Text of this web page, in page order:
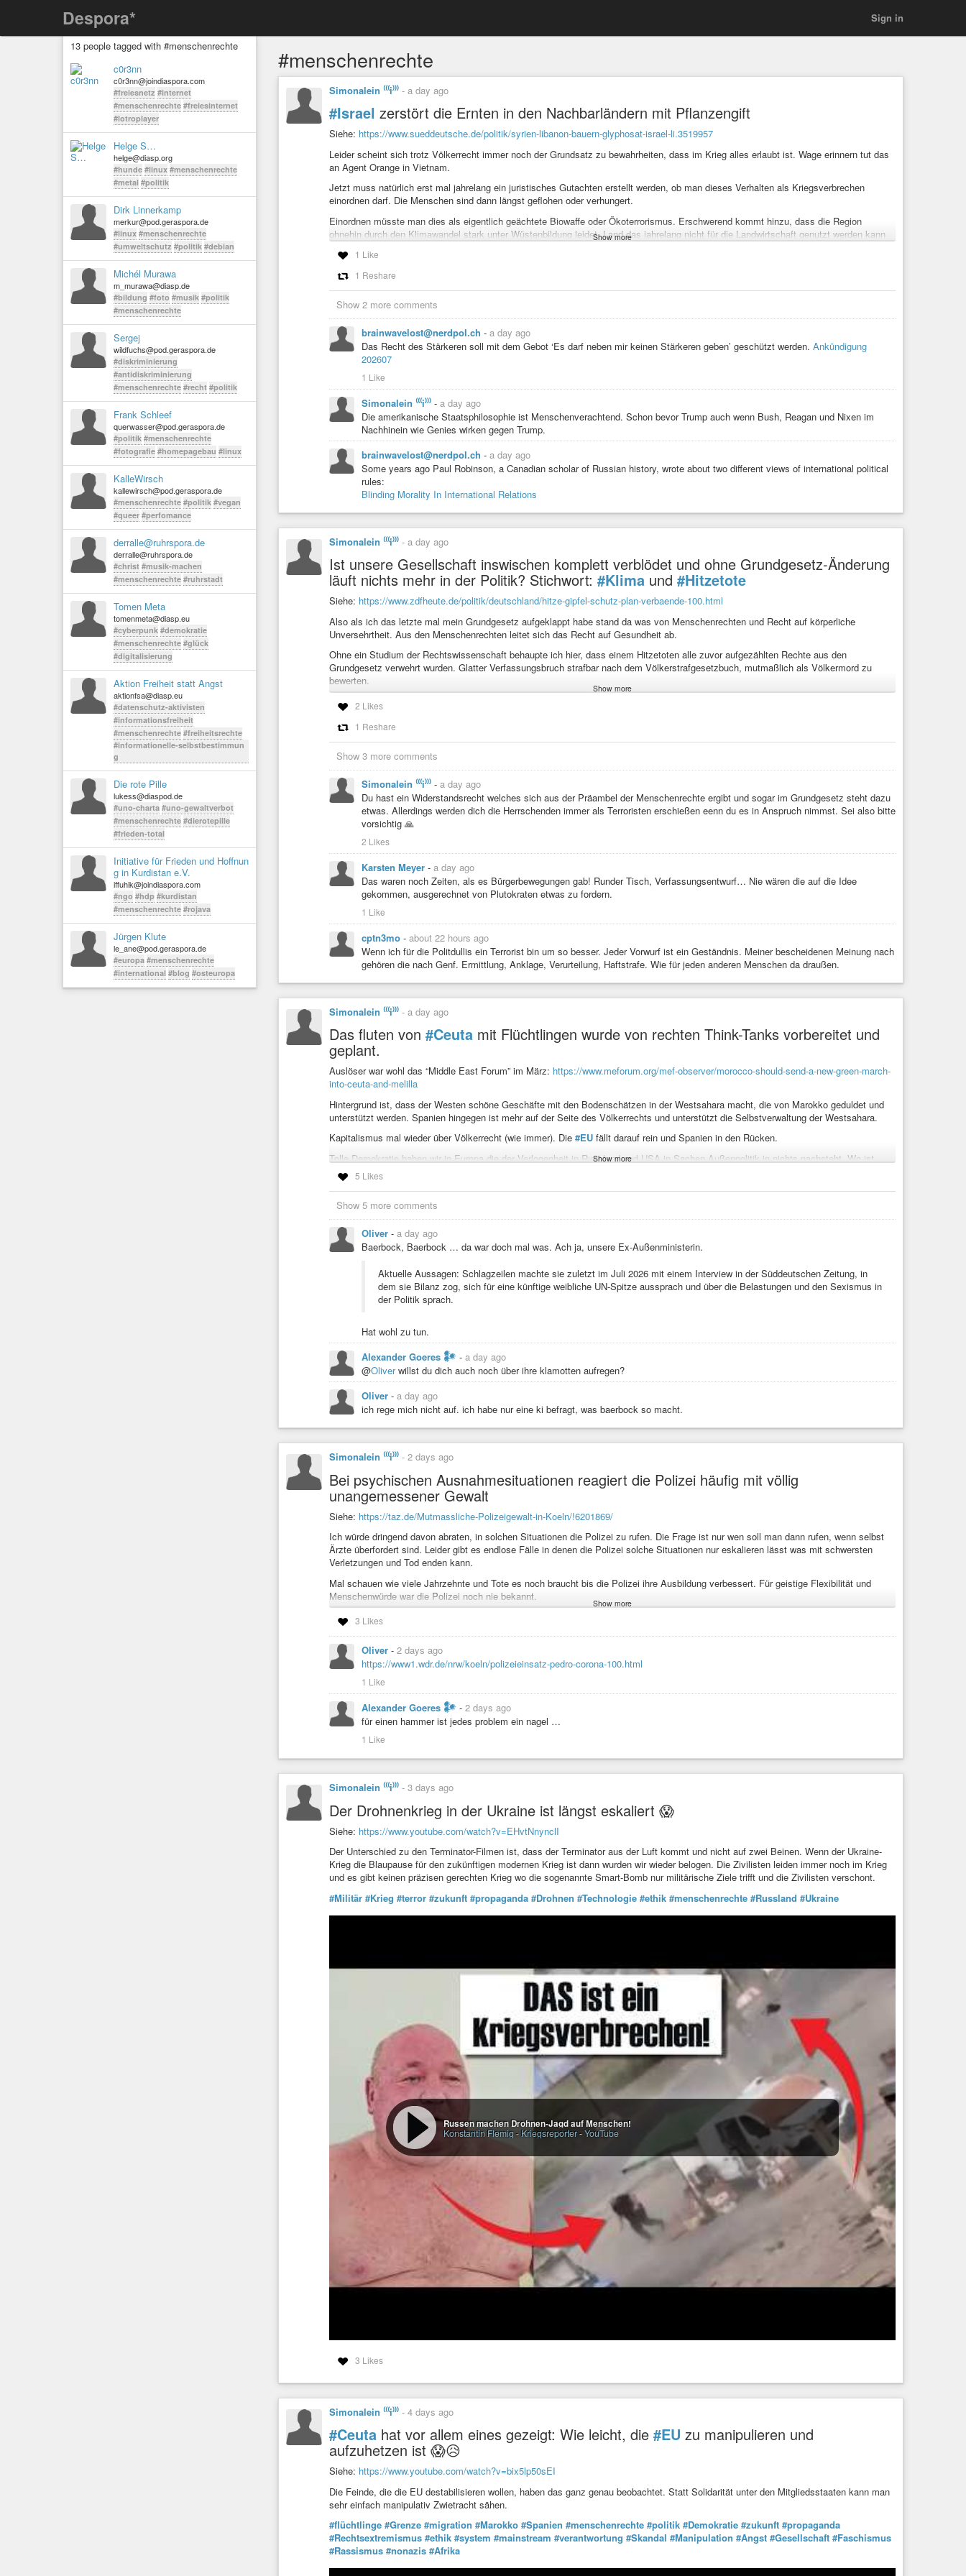
Despora* Sign in
13 people tagged with #menschenrechte
c0r3nn
c0r3nn@joindiaspora.com
#freiesnetz #internet
#menschenrechte #freiesinternet
#lotroplayer
Helge S…
helge@diasp.org
#hunde #linux #menschenrechte
#metal #politik
Dirk Linnerkamp
merkur@pod.geraspora.de
#linux #menschenrechte
#umweltschutz #politik #debian
Michél Murawa
m_murawa@diasp.de
#bildung #foto #musik #politik
#menschenrechte
Sergej
wildfuchs@pod.geraspora.de
#diskriminierung
#antidiskriminierung
#menschenrechte #recht #politik
Frank Schleef
querwasser@pod.geraspora.de
#politik #menschenrechte
#fotografie #homepagebau #linux
KalleWirsch
kallewirsch@pod.geraspora.de
#menschenrechte #politik #vegan
#queer #perfomance
derralle@ruhrspora.de
derralle@ruhrspora.de
#christ #musik-machen
#menschenrechte #ruhrstadt
Tomen Meta
tomenmeta@diasp.eu
#cyberpunk #demokratie
#menschenrechte #glück
#digitalisierung
Aktion Freiheit statt Angst
aktionfsa@diasp.eu
#datenschutz-aktivisten
#informationsfreiheit
#menschenrechte #freiheitsrechte
#informationelle-selbstbestimmun
g
Die rote Pille
lukess@diaspod.de
#uno-charta #uno-gewaltverbot
#menschenrechte #dierotepille
#frieden-total
Initiative für Frieden und Hoffnun
g in Kurdistan e.V.
iffuhik@joindiaspora.com
#ngo #hdp #kurdistan
#menschenrechte #rojava
Jürgen Klute
le_ane@pod.geraspora.de
#europa #menschenrechte
#international #blog #osteuropa
#menschenrechte
Simonalein ⁽⁽⁽i⁾⁾⁾ - a day ago
#Israel zerstört die Ernten in den Nachbarländern mit Pflanzengift
Siehe: https://www.sueddeutsche.de/politik/syrien-libanon-bauern-glyphosat-israel-li.3519957
Leider scheint sich trotz Völkerrecht immer noch der Grundsatz zu bewahrheiten, dass im Krieg alles erlaubt ist. Wage erinnern tut das
an Agent Orange in Vietnam.
Jetzt muss natürlich erst mal jahrelang ein juristisches Gutachten erstellt werden, ob man dieses Verhalten als Kriegsverbrechen
einordnen darf. Die Menschen sind dann längst geflohen oder verhungert.
Einordnen müsste man dies als eigentlich geächtete Biowaffe oder Ökoterrorismus. Erschwerend kommt hinzu, dass die Region
ohnehin durch den Klimawandel stark unter Wüstenbildung leidet. Land das jahrelang nicht für die Landwirtschaft genutzt werden kann
#system #Militär
Israel versprüht Glyphosat in Syrien - Bauern stehen vor dem Nichts
leiden stark.
Show more
1 Like
1 Reshare
Show 2 more comments
brainwavelost@nerdpol.ch - a day ago
Das Recht des Stärkeren soll mit dem Gebot ‘Es darf neben mir keinen Stärkeren geben’ geschützt werden. Ankündigung
202607
1 Like
Simonalein ⁽⁽⁽i⁾⁾⁾ - a day ago
Die amerikanische Staatsphilosophie ist Menschenverachtend. Schon bevor Trump auch wenn Bush, Reagan und Nixen im
Nachhinein wie Genies wirken gegen Trump.
brainwavelost@nerdpol.ch - a day ago
Some years ago Paul Robinson, a Canadian scholar of Russian history, wrote about two different views of international political
rules:
Blinding Morality In International Relations
Simonalein ⁽⁽⁽i⁾⁾⁾ - a day ago
Ist unsere Gesellschaft inswischen komplett verblödet und ohne Grundgesetz-Änderung
läuft nichts mehr in der Politik? Stichwort: #Klima und #Hitzetote
Siehe: https://www.zdfheute.de/politik/deutschland/hitze-gipfel-schutz-plan-verbaende-100.html
Also als ich das letzte mal mein Grundgesetz aufgeklappt habe stand da was von Menschenrechten und Recht auf körperliche
Unversehrtheit. Aus den Menschenrechten leitet sich das Recht auf Gesundheit ab.
Ohne ein Studium der Rechtswissenschaft behaupte ich hier, dass einem Hitzetoten alle zuvor aufgezählten Rechte aus den
Grundgesetz verwehrt wurden. Glatter Verfassungsbruch strafbar nach dem Völkerstrafgesetzbuch, mutmaßlich als Völkermord zu
bewerten.
Aber aber sagen da die Kritiker, wenn es im Grundgesetz steht dann hat es einen höheren Stellenwert für die Politik und Regierung. Der
verlogene Haufen ignoriert doch schon jetzt das Grundgesetz bei Obdachlosigkeit, Grenzkontrollen, Völkerrecht, bezahlbaren
Wohnraum, Enteignung von Wohnungen, Rente, Vermögenssteuer, Krankenversicherung, Privatsphäre, Überwachung,… 😐 Die
scheißen aufs Grundgesetz und wir lassen es zu.
Jedes Volk bekommt die Regierung, die es verdient und damit die Regierung ungestraft herrschen kann beschäftigen sie das Volk
damit, Grundgesetz-Änderungen zu fordern. So entsteht der Eindruck die Regierung könne nichts machen weil es nicht im Grundgesetz
steht und das kann man nur mit 2/3 Mehrheit ändern. Da kann man leider nichts machen.
Und als sie alle am Hitzetot gestorben sind haben sie immer noch nicht begriffen was im #Grundgesetz eigentlich steht 😐
#politik #verantwortung
#menschenrechte
#Völkermord #Verbrechen #Schutz
Hitze: Verbände fordern Gipfel und Grundgesetzänderung
36 Organisationen richten einen Appell an die Regierung. Sie fordern einen Hitzegipfel, mehr Schutz und eine
Grundgesetzänderung.
Show more
2 Likes
1 Reshare
Show 3 more comments
Simonalein ⁽⁽⁽i⁾⁾⁾ - a day ago
Du hast ein Widerstandsrecht welches sich aus der Präambel der Menschenrechte ergibt und sogar im Grundgesetz steht dazu
etwas. Allerdings werden dich die Herrschenden immer als Terroristen erschießen eenn du es in Anspruch nimmst. Sei also bitte
vorsichtig 🙏
2 Likes
Karsten Meyer - a day ago
Das waren noch Zeiten, als es Bürgerbewegungen gab! Runder Tisch, Verfassungsentwurf… Nie wären die auf die Idee
gekommen, ausgerechnet von Plutokraten etwas zu fordern.
1 Like
cptn3mo - about 22 hours ago
Wenn ich für die Politdullis ein Terrorist bin um so besser. Jeder Vorwurf ist ein Geständnis. Meiner bescheidenen Meinung nach
gehören die nach Genf. Ermittlung, Anklage, Verurteilung, Haftstrafe. Wie für jeden anderen Menschen da draußen.
Simonalein ⁽⁽⁽i⁾⁾⁾ - a day ago
Das fluten von #Ceuta mit Flüchtlingen wurde von rechten Think-Tanks vorbereitet und
geplant.
Auslöser war wohl das “Middle East Forum” im März: https://www.meforum.org/mef-observer/morocco-should-send-a-new-green-march-
into-ceuta-and-melilla
Hintergrund ist, dass der Westen schöne Geschäfte mit den Bodenschätzen in der Westsahara macht, die von Marokko geduldet und
unterstützt werden. Spanien hingegen ist mehr auf der Seite des Völkerrechts und unterstützt die Selbstverwaltung der Westsahara.
Kapitalismus mal wieder über Völkerrecht (wie immer). Die #EU fällt darauf rein und Spanien in den Rücken.
Tolle Demokratie haben wir in Europa die der Verlogenheit in Russland und USA in Sachen Außenpolitik in nichts nachsteht. Wo ist
eigentlich die
Flüchtlinge als Waffe setzt#Erdoganschon lange gegen die#EUein. Leider ist die EU 🇪🇺 so dumm, dass sie immer wieder darauf
einfällt und sich manipulieren und erpressen lässt. Wir leben in einer kranken verrückten Welt.
#uno
#Grenze #Völkerrecht #migration
#Presse #journalismus #Weltordnung
Morocco Should Send a New Green March into Ceuta and Melilla
Spain’s Pedro Sánchez Should Make Good on His Anti-Colonial Rhetoric and End Its Occupation in Africa
Show more
5 Likes
Show 5 more comments
Oliver - a day ago
Baerbock, Baerbock … da war doch mal was. Ach ja, unsere Ex-Außenministerin.
Aktuelle Aussagen: Schlagzeilen machte sie zuletzt im Juli 2026 mit einem Interview in der Süddeutschen Zeitung, in
dem sie Bilanz zog, sich für eine künftige weibliche UN-Spitze aussprach und über die Belastungen und den Sexismus in
der Politik sprach.
Hat wohl zu tun.
Alexander Goeres 𒀯 - a day ago
@Oliverwillst du dich auch noch über ihre klamotten aufregen?
Oliver - a day ago
ich rege mich nicht auf. ich habe nur eine ki befragt, was baerbock so macht.
Simonalein ⁽⁽⁽i⁾⁾⁾ - 2 days ago
Bei psychischen Ausnahmesituationen reagiert die Polizei häufig mit völlig
unangemessener Gewalt
Siehe: https://taz.de/Mutmassliche-Polizeigewalt-in-Koeln/!6201869/
Ich würde dringend davon abraten, in solchen Situationen die Polizei zu rufen. Die Frage ist nur wen soll man dann rufen, wenn selbst
Ärzte überfordert sind. Leider gibt es endlose Fälle in denen die Polizei solche Situationen nur eskalieren lässt was mit schwersten
Verletzungen und Tod enden kann.
Mal schauen wie viele Jahrzehnte und Tote es noch braucht bis die Polizei ihre Ausbildung verbessert. Für geistige Flexibilität und
Menschenwürde war die Polizei noch nie bekannt.
#Justiz #Problem
Mutmaßliche Polizeigewalt in Köln: Staatsanwaltschaft ermittelt im Fall Pedro C.
Nach einem Polizeieinsatz fällt Pedro C. ins Koma. Erst sieht die Staatsanwaltschaft keinen Anfangsverdacht für ein Verfahren –
nun ermittelt sie doch.
Show more
3 Likes
Oliver - 2 days ago
https://www1.wdr.de/nrw/koeln/polizeieinsatz-pedro-corona-100.html
1 Like
Alexander Goeres 𒀯 - 2 days ago
für einen hammer ist jedes problem ein nagel …
1 Like
Simonalein ⁽⁽⁽i⁾⁾⁾ - 3 days ago
Der Drohnenkrieg in der Ukraine ist längst eskaliert 😱
Siehe: https://www.youtube.com/watch?v=EHvtNnynclI
Der Unterschied zu den Terminator-Filmen ist, dass der Terminator aus der Luft kommt und nicht auf zwei Beinen. Wenn der Ukraine-
Krieg die Blaupause für den zukünftigen modernen Krieg ist dann wurden wir wieder belogen. Die Zivilisten leiden immer noch im Krieg
und es gibt keinen präzisen gerechten Krieg wo die sogenannte Smart-Bomb nur militärische Ziele trifft und die Zivilisten verschont.
#Militär #Krieg #terror #zukunft #propaganda #Drohnen #Technologie #ethik #menschenrechte #Russland #Ukraine
Russen machen Drohnen-Jagd auf Menschen!
Konstantin Flemig - Kriegsreporter-YouTube
3 Likes
Simonalein ⁽⁽⁽i⁾⁾⁾ - 4 days ago
#Ceuta hat vor allem eines gezeigt: Wie leicht, die #EU zu manipulieren und
aufzuhetzen ist 😱😥
Siehe: https://www.youtube.com/watch?v=bix5lp50sEI
Die Feinde, die die EU destabilisieren wollen, haben das ganz genau beobachtet. Statt Solidarität unter den Mitgliedsstaaten kann man
sehr einfach manipulativ Zwietracht sähen.
#flüchtlinge #Grenze #migration #Marokko #Spanien #menschenrechte #politik #Demokratie #zukunft #propaganda
#Rechtsextremismus #ethik #system #mainstream #verantwortung #Skandal #Manipulation #Angst #Gesellschaft #Faschismus
#Rassismus #nonazis #Afrika